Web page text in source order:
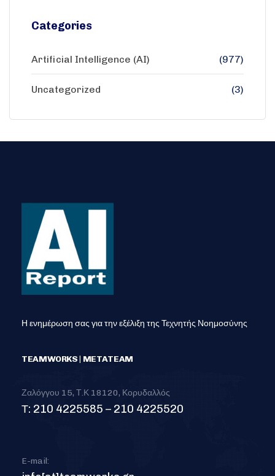
Categories
Artificial Intelligence (AI) (977)
Uncategorized (3)
Η ενημέρωση σας για την εξέλιξη της Τεχνητής Νοημοσύνης
TEAMWORKS | METATEAM
Ζαλόγγου 15, Τ.Κ 18120, Κορυδαλλός
Τ: 210 4225585 – 210 4225520
E-mail: